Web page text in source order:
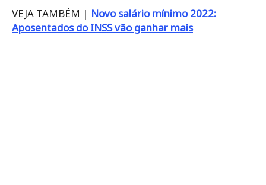
VEJA TAMBÉM | Novo salário mínimo 2022:
Aposentados do INSS vão ganhar mais